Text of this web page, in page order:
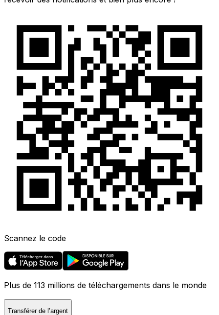
Scannez le code
Plus de 113 millions de téléchargements dans le monde
Transférer de l’argent